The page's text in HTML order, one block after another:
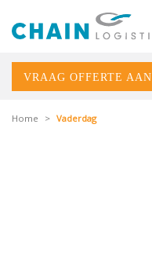
VRAAG OFFERTE AAN
Home > Vaderdag